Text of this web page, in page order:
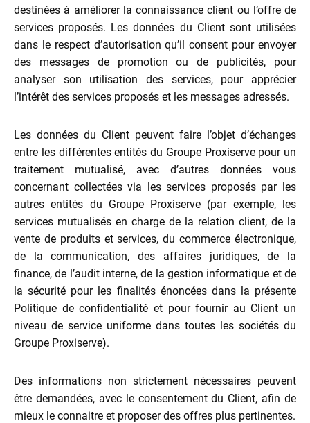
destinées à améliorer la connaissance client ou l’offre de
services proposés. Les données du Client sont utilisées
dans le respect d’autorisation qu’il consent pour envoyer
des messages de promotion ou de publicités, pour
analyser son utilisation des services, pour apprécier
l’intérêt des services proposés et les messages adressés.
Les données du Client peuvent faire l’objet d’échanges
entre les différentes entités du Groupe Proxiserve pour un
traitement mutualisé, avec d’autres données vous
concernant collectées via les services proposés par les
autres entités du Groupe Proxiserve (par exemple, les
services mutualisés en charge de la relation client, de la
vente de produits et services, du commerce électronique,
de la communication, des affaires juridiques, de la
finance, de l’audit interne, de la gestion informatique et de
la sécurité pour les finalités énoncées dans la présente
Politique de confidentialité et pour fournir au Client un
niveau de service uniforme dans toutes les sociétés du
Groupe Proxiserve).
Des informations non strictement nécessaires peuvent
être demandées, avec le consentement du Client, afin de
mieux le connaitre et proposer des offres plus pertinentes.